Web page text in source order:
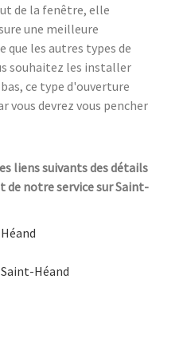
de la fenêtre, elle
une meilleure
que les autres types de
souhaitez les installer
ce type d'ouverture
vous devrez vous pencher
liens suivants des détails
de notre service sur Saint-
Saint-Héand